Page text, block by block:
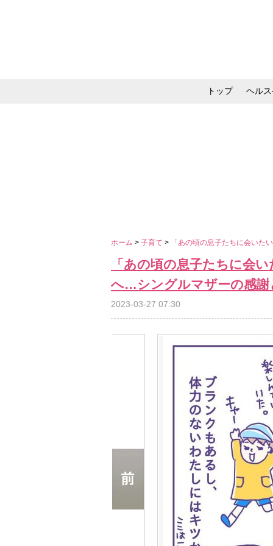
トップ ヘル
ホーム > 子育て > 「あの頃の息子たちに会い
「あの頃の息子たちに会
へ…シングルマザーの感謝
2023-03-27 07:30